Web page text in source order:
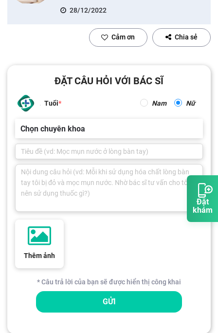
Đặt
khám
28/12/2022
Cảm ơn Chia sẻ
ĐẶT CÂU HỎI VỚI BÁC SĨ
Tuổi Nam Nữ
Chọn chuyên khoa
Thêm ảnh
* Câu trả lời của bạn sẽ được hiển thị công khai
GỬI